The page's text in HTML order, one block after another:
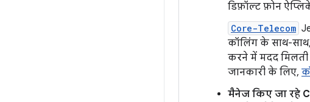
डिफ़ॉल्ट फ़ोन
Core-Telecom
कॉलिंग के साथ-
करने में मदद मिलती
जानकारी के लिए,
मैनेज किए जा रहे